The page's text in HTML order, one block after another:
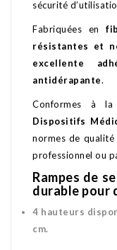
sécurité
Fabriquées en
résistantes et
excellente
antidérapante.
Conformes à la
Dispositifs
normes de
professionnel ou
Rampes de
durable pour
4 hauteurs
cm.